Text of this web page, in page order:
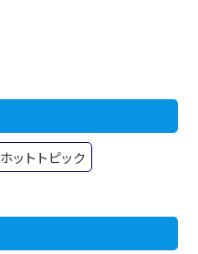
ホットトピック